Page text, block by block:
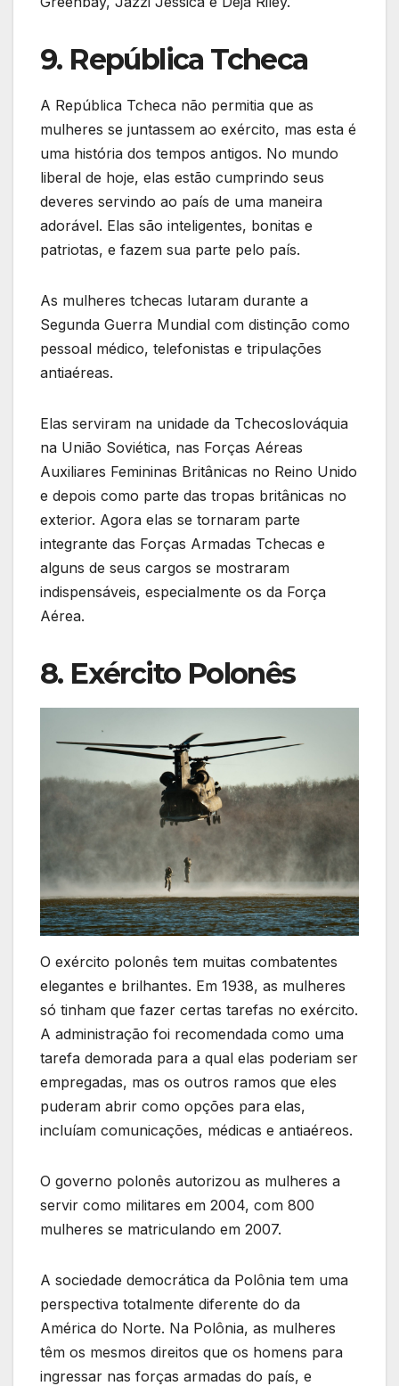
9. República Tcheca
A República Tcheca não permitia que as
mulheres se juntassem ao exército, mas esta é
uma história dos tempos antigos. No mundo
liberal de hoje, elas estão cumprindo seus
deveres servindo ao país de uma maneira
adorável. Elas são inteligentes, bonitas e
patriotas, e fazem sua parte pelo país.
As mulheres tchecas lutaram durante a
Segunda Guerra Mundial com distinção como
pessoal médico, telefonistas e tripulações
antiaéreas.
Elas serviram na unidade da Tchecoslováquia
na União Soviética, nas Forças Aéreas
Auxiliares Femininas Britânicas no Reino Unido
e depois como parte das tropas britânicas no
exterior. Agora elas se tornaram parte
integrante das Forças Armadas Tchecas e
alguns de seus cargos se mostraram
indispensáveis, especialmente os da Força
Aérea.
8. Exército Polonês
O exército polonês tem muitas combatentes
elegantes e brilhantes. Em 1938, as mulheres
só tinham que fazer certas tarefas no exército.
A administração foi recomendada como uma
tarefa demorada para a qual elas poderiam ser
empregadas, mas os outros ramos que eles
puderam abrir como opções para elas,
incluíam comunicações, médicas e antiaéreos.
O governo polonês autorizou as mulheres a
servir como militares em 2004, com 800
mulheres se matriculando em 2007.
A sociedade democrática da Polônia tem uma
perspectiva totalmente diferente do da
América do Norte. Na Polônia, as mulheres
têm os mesmos direitos que os homens para
ingressar nas forças armadas do país, e